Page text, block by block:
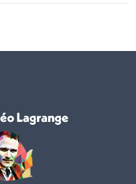
Lagrange